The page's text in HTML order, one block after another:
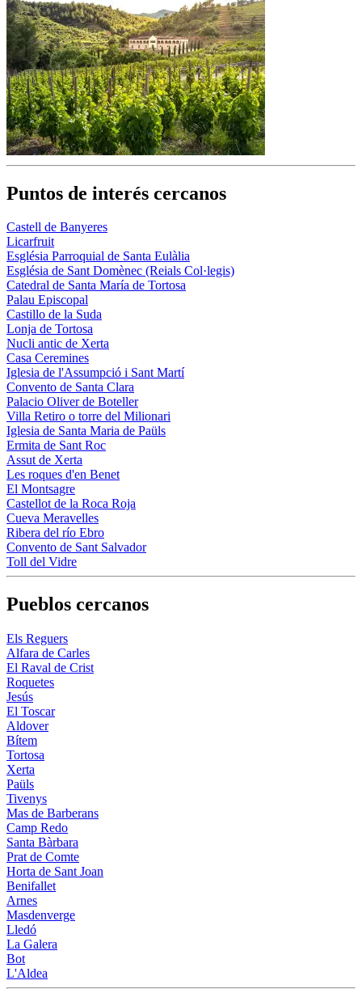
Puntos de interés cercanos
Castell de Banyeres
Licarfruit
Església Parroquial de Santa Eulàlia
Església de Sant Domènec (Reials Col·legis)
Catedral de Santa María de Tortosa
Palau Episcopal
Castillo de la Suda
Lonja de Tortosa
Nucli antic de Xerta
Casa Ceremines
Iglesia de l'Assumpció i Sant Martí
Convento de Santa Clara
Palacio Oliver de Boteller
Villa Retiro o torre del Milionari
Iglesia de Santa Maria de Paüls
Ermita de Sant Roc
Assut de Xerta
Les roques d'en Benet
El Montsagre
Castellot de la Roca Roja
Cueva Meravelles
Ribera del río Ebro
Convento de Sant Salvador
Toll del Vidre
Pueblos cercanos
Els Reguers
Alfara de Carles
El Raval de Crist
Roquetes
Jesús
El Toscar
Aldover
Bítem
Tortosa
Xerta
Paüls
Tivenys
Mas de Barberans
Camp Redo
Santa Bàrbara
Prat de Comte
Horta de Sant Joan
Benifallet
Arnes
Masdenverge
Lledó
La Galera
Bot
L'Aldea